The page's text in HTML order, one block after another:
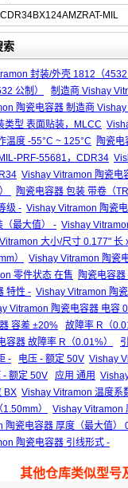
CDR34BX124AMZRAT-MIL
索
封装/外壳 1812（4532
公制）
制造商 Vishay
陶瓷电容器 制造商
类型 表面贴装，MLCC
温度 -55°C ~ 125°C 陶瓷电
PRF-55681，CDR34
Vishay Vitramon 陶瓷电
陶瓷电容器 包装 带卷（TR
级 - Vishay Vitramon 陶瓷
（最大值） - Vishay
大小/尺寸 0.177" 长
）
Vishay Vitramon 陶瓷
零件状态 在售 陶瓷电容
特性 - Vishay Vitramon 陶
Vitramon 陶瓷电容器 电容
容差 ±20% 故障率 R（
器 故障率 R（0.01%）
- 电压 - 额定 50V Vishay
- 额定 50V 应用 通用
BX Vishay Vitramon 温度系
） Vishay Vitramon
陶瓷电容器 厚度（最大值）
陶瓷电容器 引线形式 -
其他仓库类似型号